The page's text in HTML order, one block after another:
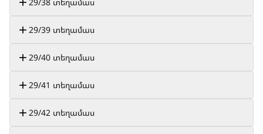
29/39 տեղամաս
29/40 տեղամաս
29/41 տեղամաս
29/42 տեղամաս